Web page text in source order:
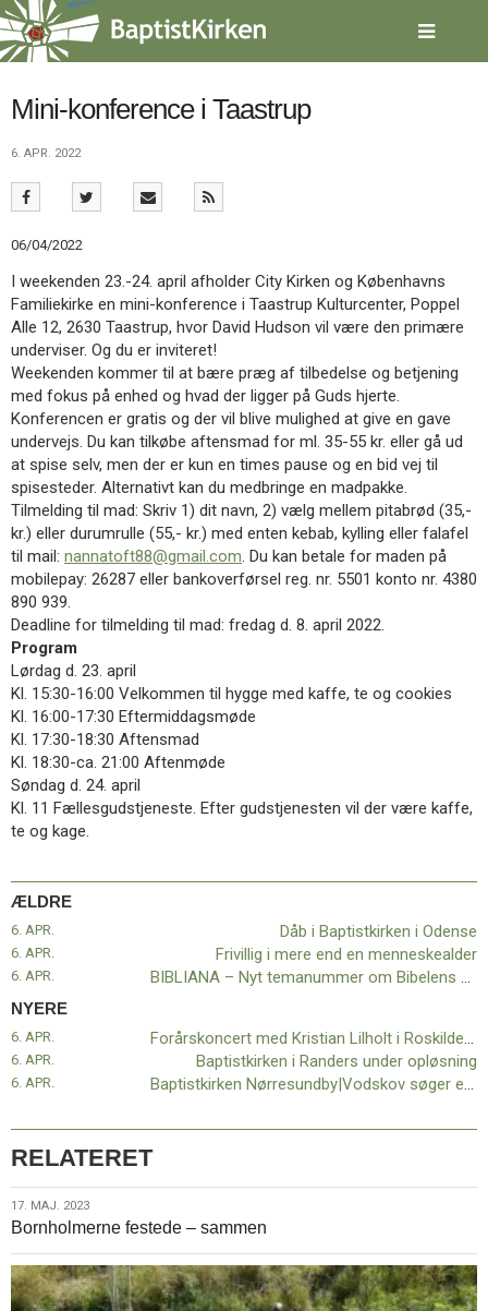
Spring
menu
over
gå
indhold Vend
forsiden
1.0:
Forside
3.0:
Kalender
4.0:
Inspiration
5.0:
Værktøjskassen
6.0:
Mission
7.0:
Om
BaptistKirken
8.0:
Kontakt
9.0:
Forside
10.0:
Nyheder
11.0:
Kalender
12.0:
Inspiration
13.0:
Værktøjskassen
14.0:
Mission
15.0:
Om
BaptistKirken
Næste
indlæg:
Forårskoncert
med
Kristian
Lilholt
Roskilde
indlæg:
Dåb
Baptistkirken
Mini-konference i Taastrup
6. APR. 2022
06/04/2022
I weekenden 23.-24. april afholder City Kirken og Københavns
Familiekirke en mini-konference i Taastrup Kulturcenter, Poppel
Alle 12, 2630 Taastrup, hvor David Hudson vil være den primære
underviser. Og du er inviteret!
Weekenden kommer til at bære præg af tilbedelse og betjening
med fokus på enhed og hvad der ligger på Guds hjerte.
Konferencen er gratis og der vil blive mulighed at give en gave
undervejs. Du kan tilkøbe aftensmad for ml. 35-55 kr. eller gå ud
at spise selv, men der er kun en times pause og en bid vej til
spisesteder. Alternativt kan du medbringe en madpakke.
Tilmelding til mad: Skriv 1) dit navn, 2) vælg mellem pitabrød (35,-
kr.) eller durumrulle (55,- kr.) med enten kebab, kylling eller falafel
til mail: nannatoft88@gmail.com. Du kan betale for maden på
mobilepay: 26287 eller bankoverførsel reg. nr. 5501 konto nr. 4380
890 939.
Deadline for tilmelding til mad: fredag d. 8. april 2022.
Program
Lørdag d. 23. april
Kl. 15:30-16:00 Velkommen til hygge med kaffe, te og cookies
Kl. 16:00-17:30 Eftermiddagsmøde
Kl. 17:30-18:30 Aftensmad
Kl. 18:30-ca. 21:00 Aftenmøde
Søndag d. 24. april
Kl. 11 Fællesgudstjeneste. Efter gudstjenesten vil der være kaffe,
te og kage.
ÆLDRE
6. APR. Dåb i Baptistkirken i Odense
6. APR. Frivillig i mere end en menneskealder
6. APR. BIBLIANA – Nyt temanummer om Bibelens hemmeligheder og afsløringer
NYERE
Forårskoncert med Kristian Lilholt i Roskilde Baptistkirke
6. APR.
Baptistkirken i Randers under opløsning
6. APR.
Baptistkirken Nørresundby|Vodskov søger en præst
6. APR.
RELATERET
17.
maj.
2023
17. MAJ. 2023
Bornholmerne festede – sammen